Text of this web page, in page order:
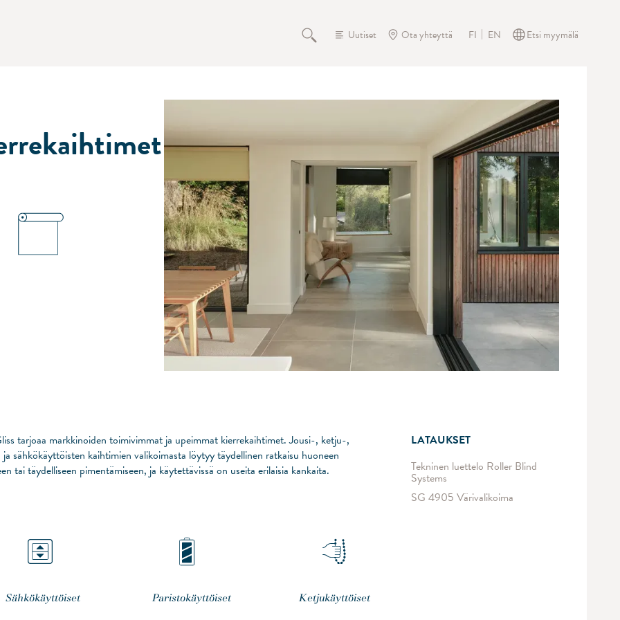
Uutiset Ota yhteyttä FI EN Etsi myymälä
tarjoaa markkinoiden toimivimmat ja upeimmat kierrekaihtimet. Jousi-, ketju-,
sähkökäyttöisten kaihtimien valikoimasta löytyy täydellinen ratkaisu huoneen
tai täydelliseen pimentämiseen, ja käytettävissä on useita erilaisia kankaita.
Sähkökäyttöiset Paristokäyttöiset Ketjukäyttöiset
LATAUKSET
Tekninen luettelo Roller Blind
Systems
SG 4905 Värivalikoima